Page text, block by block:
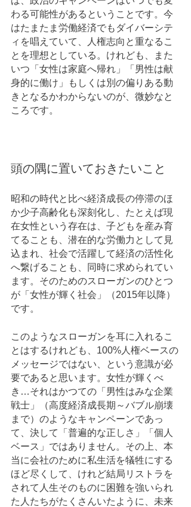
わる可能性があるということです。今
はたまたま労働経済でもダイバーシテ
ィを唱えていて、人権志向と重なるこ
とを理想としている。けれども、また
いつ「女性は家庭へ帰れ」「男性は献
身的に働け」もしくは別の偏りある動
きとなるかわからないのが、微妙なと
ころです。
頭の隅に置いておきたいこと
昭和の時代と比べ経済成長の停滞のほ
か少子高齢化も深刻化し、たとえば現
在女性という存在は、子どもを産み育
てることも、潜在的な労働力として見
込まれ、社会で活躍して経済の活性化
へ繋げることも、同時に求められてい
ます。そのためのスローガンのひとつ
が「女性が輝く社会」（2015年以降）
です。
このようなスローガンを耳に入れるこ
とはするけれども、100%人権ベースの
メッセージではない、という意識が必
要であると思います。女性が輝くべ
き…それはかつての「男性はみな企業
戦士」（高度経済成長期～バブル崩壊
まで）のようなキャンペーンであっ
て、決して「普遍的な正しさ」「個人
ベース」ではありません。その上、本
当に会社のために私生活を犠牲にする
ほど尽くして、けれど結局リストラを
されて人生そのものに困難を強いられ
た人たちがたくさんいたように、未来